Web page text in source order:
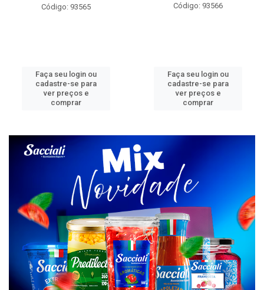
Código: 93565
Faça seu login ou
cadastre-se para
ver preços e
comprar
Código: 93566
Faça seu login ou
cadastre-se para
ver preços e
comprar